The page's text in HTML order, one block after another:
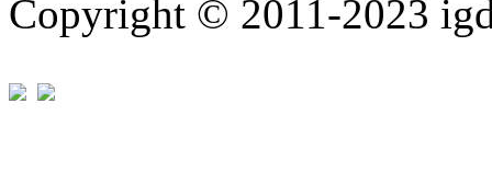
Copyright © 2011-2023